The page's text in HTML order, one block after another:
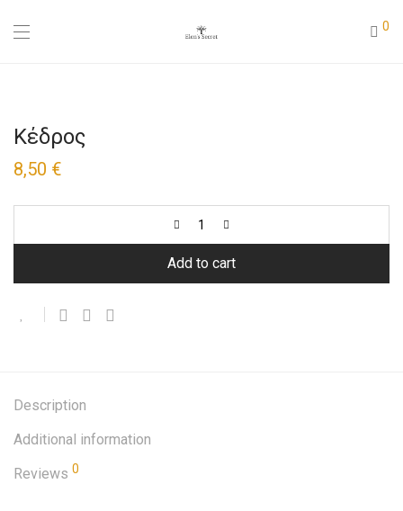
0
Κέδρος
8,50 €
Add to cart
Description
Additional information
Reviews 0